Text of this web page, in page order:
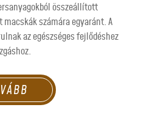
összeállított
számára egyaránt. A
az egészséges fejlődéshez